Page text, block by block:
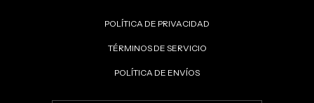
POLÍTICA DE PRIVACIDAD
TÉRMINOS DE SERVICIO
POLÍTICA DE ENVÍOS